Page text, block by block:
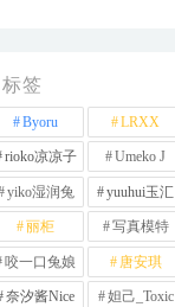
标签
Byoru LRXX
rioko凉凉子 Umeko J
yiko湿润兔 yuuhui玉汇
丽柜 写真模特
咬一口兔娘 唐安琪
奈汐酱Nice 妲己_Toxic